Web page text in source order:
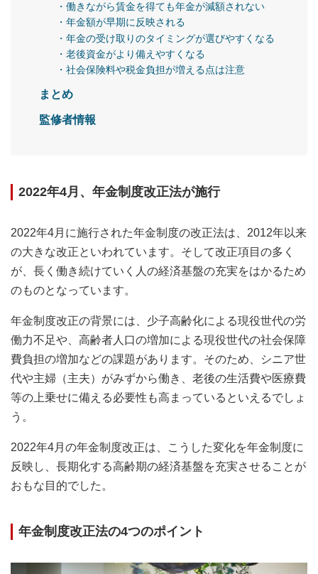
・働きながら賃金を得ても年金が減額されない
・年金額が早期に反映される
・年金の受け取りのタイミングが選びやすくなる
・老後資金がより備えやすくなる
・社会保険料や税金負担が増える点は注意
まとめ
監修者情報
2022年4月、年金制度改正法が施行
2022年4月に施行された年金制度の改正法は、2012年以来
の大きな改正といわれています。そして改正項目の多く
が、長く働き続けていく人の経済基盤の充実をはかるため
のものとなっています。
年金制度改正の背景には、少子高齢化による現役世代の労
働力不足や、高齢者人口の増加による現役世代の社会保障
費負担の増加などの課題があります。そのため、シニア世
代や主婦（主夫）がみずから働き、老後の生活費や医療費
等の上乗せに備える必要性も高まっているといえるでしょ
う。
2022年4月の年金制度改正は、こうした変化を年金制度に
反映し、長期化する高齢期の経済基盤を充実させることが
おもな目的でした。
年金制度改正法の4つのポイント